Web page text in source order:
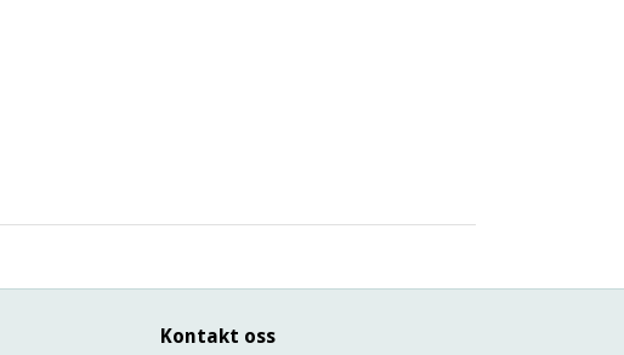
Kontakt oss